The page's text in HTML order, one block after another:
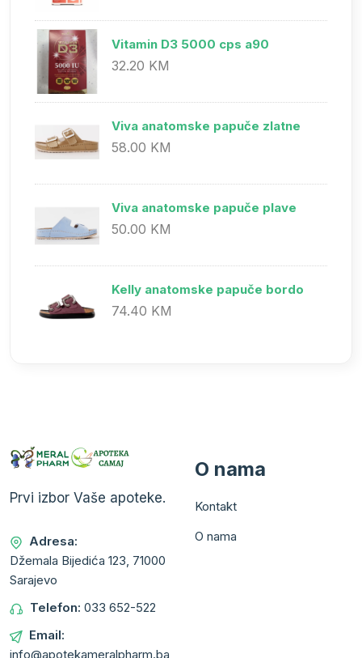
Vitamin D3 5000 cps a90
32.20 KM
Viva anatomske papuče zlatne
58.00 KM
Viva anatomske papuče plave
50.00 KM
Kelly anatomske papuče bordo
74.40 KM
Prvi izbor Vaše apoteke.
Adresa:
Džemala Bijedića 123, 71000
Sarajevo
Telefon: 033 652-522
Email:
info@apotekameralpharm.ba
O nama
Kontakt
O nama